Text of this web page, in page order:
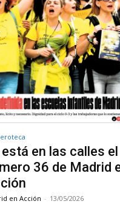
está en las calles el
36 de Madrid
en Acción - 13/05/2026